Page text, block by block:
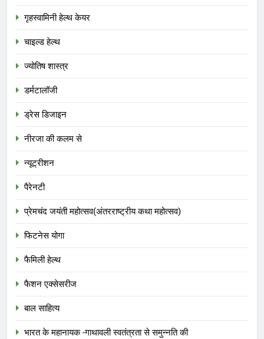
गृहस्वामिनी हेल्थ केयर
चाइल्ड हेल्थ
ज्योतिष शास्त्र
डर्मटालॉजी
ड्रेस डिजाइन
नीरजा की कलम से
न्यूट्रीशन
पैरेनटी
प्रेमचंद जयंती महोत्सव(अंतरराष्ट्रीय कथा महोत्सव)
फिटनेस योगा
फैमिली हेल्थ
फैशन एक्सेसरीज
बाल साहित्य
भारत के महानायक -गाथावली स्वतंत्रता से समुन्नति की